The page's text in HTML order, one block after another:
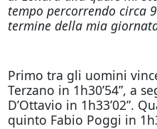
tempo percorrendo circa
termine della mia
Primo tra gli uomini
Terzano in 1h30’54”, a
D’Ottavio in 1h33’02”.
quinto Fabio Poggi in